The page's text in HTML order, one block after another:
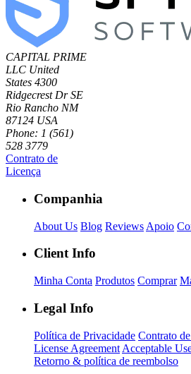
CAPITAL PRIME
LLC United
States 4300
Ridgecrest Dr SE
Rio Rancho NM
87124 USA
Phone: 1 (561)
528 3779
Contrato de
Licença
Companhia
About Us Blog Reviews Apoio
Client Info
Minha Conta Produtos Comprar
Legal Info
Política de Privacidade Contrato
License Agreement Acceptable
Retorno & política de reembolso